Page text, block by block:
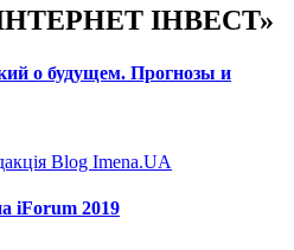
ІНВЕСТ»
о будущем. Прогнозы и
Blog Imena.UA
iForum 2019